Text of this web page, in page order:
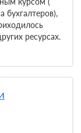
бухгалтеров),
ресурсах.